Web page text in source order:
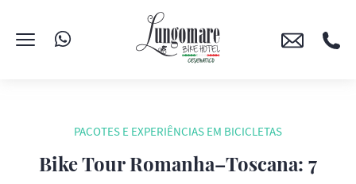
PACOTES E EXPERIÊNCIAS EM BICICLETAS
Bike Tour Romanha–Toscana: 7